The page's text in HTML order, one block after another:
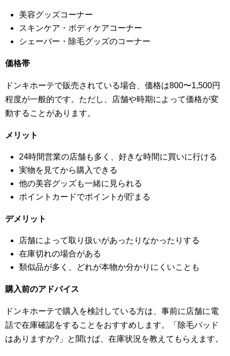
美容グッズコーナー
スキンケア・ボディケアコーナー
シェーバー・除毛グッズのコーナー
価格帯
ドンキホーテで販売されている場合、価格は800〜1,500円
程度が一般的です。ただし、店舗や時期によって価格が変
動することがあります。
メリット
24時間営業の店舗も多く、好きな時間に買いに行ける
実物を見てから購入できる
他の美容グッズも一緒に見られる
ポイントカードでポイントが貯まる
デメリット
店舗によって取り扱いがあったりなかったりする
在庫切れの場合がある
類似品が多く、どれが本物か分かりにくいことも
購入前のアドバイス
ドンキホーテで購入を検討している方は、事前に店舗に電
話で在庫確認をすることをおすすめします。「除毛パッド
はありますか?」と聞けば、在庫状況を教えてもらえます。